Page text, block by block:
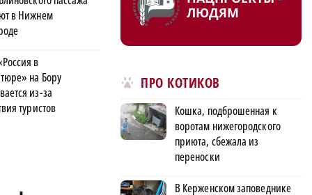
в Нижнем
в
на Бору
из-за
туристов
ЛЮДЯМ
ПРО КОТИКОВ
Кошка, подброшенная к
воротам нижегородского
приюта, сбежала из
переноски
В Керженском заповеднике